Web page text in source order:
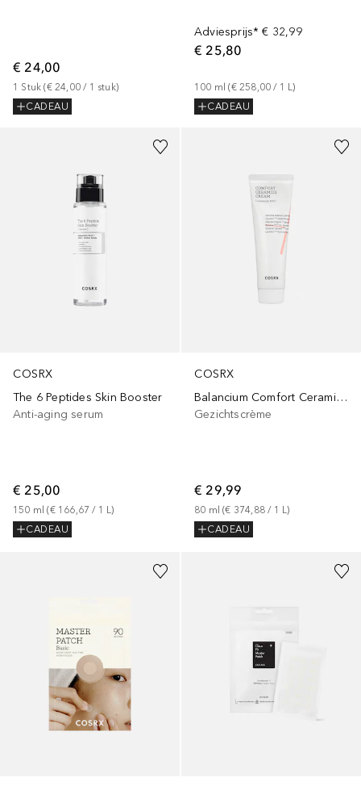
€ 24,00
1 Stuk (€ 24,00 / 1 stuk)
CADEAU
Adviesprijs* € 32,99
€ 25,80
100 ml (€ 258,00 / 1 L)
CADEAU
COSRX
The 6 Peptides Skin Booster
Anti-aging serum
€ 25,00
150 ml (€ 166,67 / 1 L)
CADEAU
COSRX
Balancium Comfort Ceramide Cream
Gezichtscrème
€ 29,99
80 ml (€ 374,88 / 1 L)
CADEAU